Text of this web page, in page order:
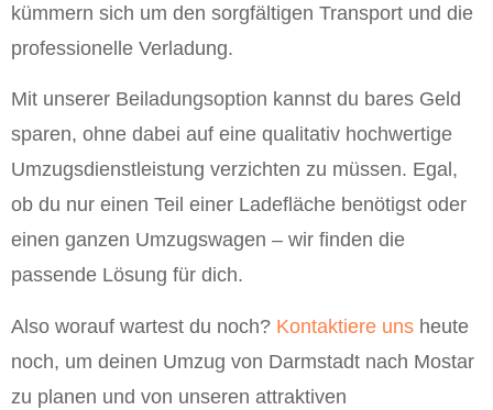
kümmern sich um den sorgfältigen Transport und die
professionelle Verladung.
Mit unserer Beiladungsoption kannst du bares Geld
sparen, ohne dabei auf eine qualitativ hochwertige
Umzugsdienstleistung verzichten zu müssen. Egal,
ob du nur einen Teil einer Ladefläche benötigst oder
einen ganzen Umzugswagen – wir finden die
passende Lösung für dich.
Also worauf wartest du noch? Kontaktiere uns heute
noch, um deinen Umzug von Darmstadt nach Mostar
zu planen und von unseren attraktiven